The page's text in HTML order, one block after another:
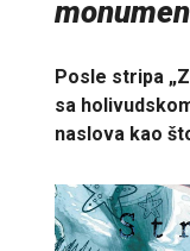
Posle stripa
sa
naslova kao